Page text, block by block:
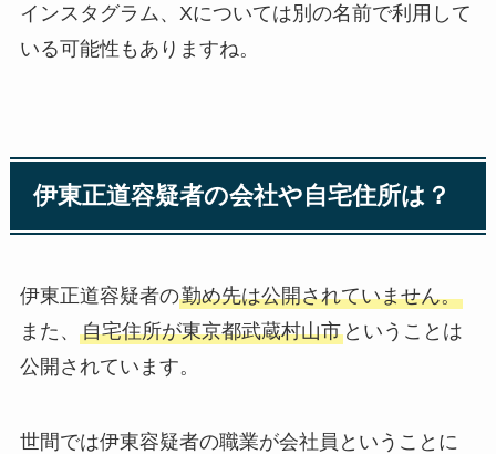
インスタグラム、Xについては別の名前で利用して
いる可能性もありますね。
伊東正道容疑者の会社や自宅住所は？
伊東正道容疑者の勤め先は公開されていません。
また、 自宅住所が東京都武蔵村山市ということは
公開されています。
世間では伊東容疑者の職業が会社員ということに